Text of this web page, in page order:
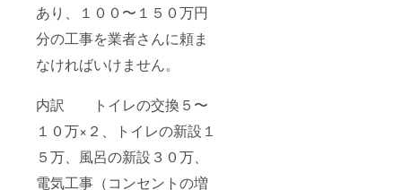
あり、１００〜１５０万円
分の工事を業者さんに頼ま
なければいけません。
内訳 トイレの交換５〜
１０万×２、トイレの新設１
５万、風呂の新設３０万、
電気工事（コンセントの増